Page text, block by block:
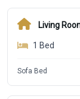
Living
1 Bed
Sofa Bed